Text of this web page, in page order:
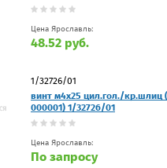
Цена Ярославль:
48.52 руб.
1/32726/01
винт м4х25 цил.гол./кр.шлиц
000001) 1/32726/01
Цена Ярославль:
По запросу